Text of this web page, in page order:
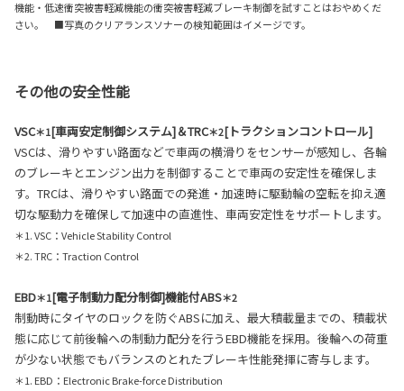
機能・低速衝突被害軽減機能の衝突被害軽減ブレーキ制御を試すことはおやめくだ
さい。 ■写真のクリアランスソナーの検知範囲はイメージです。
その他の安全性能
VSC＊1[車両安定制御システム]＆TRC＊2[トラクションコントロール]
VSCは、滑りやすい路面などで車両の横滑りをセンサーが感知し、各輪
のブレーキとエンジン出力を制御することで車両の安定性を確保しま
す。TRCは、滑りやすい路面での発進・加速時に駆動輪の空転を抑え適
切な駆動力を確保して加速中の直進性、車両安定性をサポートします。
＊1. VSC：Vehicle Stability Control
＊2. TRC：Traction Control
EBD＊1[電子制動力配分制御]機能付ABS＊2
制動時にタイヤのロックを防ぐABSに加え、最大積載量までの、積載状
態に応じて前後輪への制動力配分を行うEBD機能を採用。後輪への荷重
が少ない状態でもバランスのとれたブレーキ性能発揮に寄与します。
＊1. EBD：Electronic Brake-force Distribution